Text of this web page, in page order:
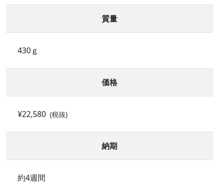
質量
430ｇ
価格
¥22,580 (税抜)
納期
約4週間